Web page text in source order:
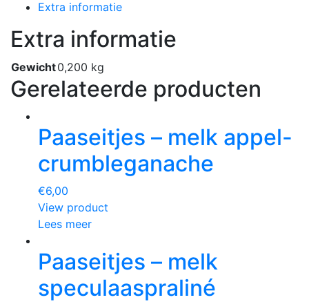
Extra informatie
Extra informatie
Gewicht0,200 kg
Gerelateerde producten
Paaseitjes – melk appel-
crumbleganache
€6,00
View product
Lees meer
Paaseitjes – melk
speculaaspraliné